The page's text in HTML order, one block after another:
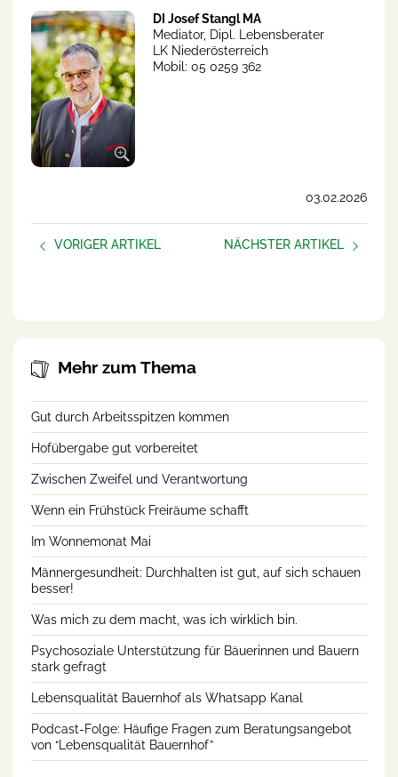
DI Josef Stangl MA
Mediator, Dipl. Lebensberater
LK Niederösterreich
Mobil: 05 0259 362
03.02.2026
VORIGER ARTIKEL
NÄCHSTER ARTIKEL
Mehr zum Thema
Gut durch Arbeitsspitzen kommen
Hofübergabe gut vorbereitet
Zwischen Zweifel und Verantwortung
Wenn ein Frühstück Freiräume schafft
Im Wonnemonat Mai
Männergesundheit: Durchhalten ist gut, auf sich schauen
besser!
Was mich zu dem macht, was ich wirklich bin.
Psychosoziale Unterstützung für Bäuerinnen und Bauern
stark gefragt
Lebensqualität Bauernhof als Whatsapp Kanal
Podcast-Folge: Häufige Fragen zum Beratungsangebot
von “Lebensqualität Bauernhof”